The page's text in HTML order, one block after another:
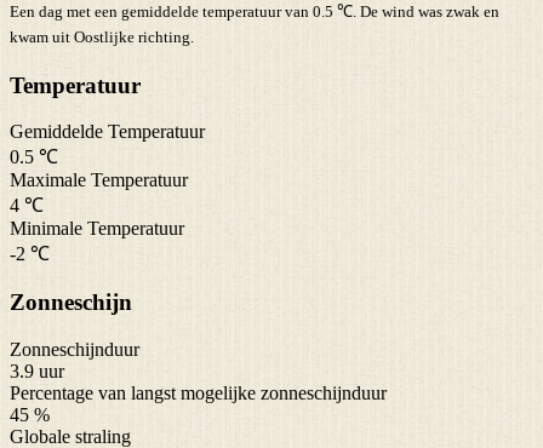
Een dag met een gemiddelde temperatuur van 0.5 ℃. De wind was zwak en
kwam uit Oostlijke richting.
Temperatuur
Gemiddelde Temperatuur
0.5 ℃
Maximale Temperatuur
4 ℃
Minimale Temperatuur
-2 ℃
Zonneschijn
Zonneschijnduur
3.9 uur
Percentage van langst mogelijke zonneschijnduur
45 %
Globale straling